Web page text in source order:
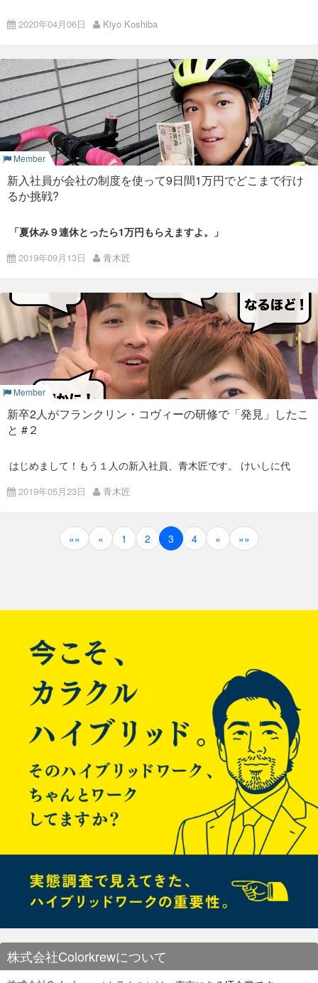
この年は、Colorkrewのブランドカラーである赤・青・緑・黄
写真右下にいるドレッド人事はどこで見つけてきたのか見事に
４色を身にまとっていますね。
この日入社した匠の鋭い眼光、今でも忘れられません。笑
2020年その1：オンライン入
社式で迎える新たな門出
2020
昨年は、新型コロナウイルスの影響を受けて、入社式を初めて
オンラインで行いました。
初の試みにうまくいくかドキドキしましたが、みんなが盛り上
げてくれたおかげで楽しく新卒をお迎えすることができまし
た。
日本人以外のメンバ
デザイナーのLuisa、セールスのVincenzo、エンジニアの堤く
ん。みんなそれぞれ活躍しています。
入社式の様子を一部録画した動画も好評で、色々な方に見てい
私の司会がひどいですね。
2020年その2：オンライン入
社式 – September 2020 –
5年経ったら「いまさらなに言ってんの！」と言われることで
「裸の王様」というデンマークの童話があります。
詐欺師に騙された王様が、裸のままパレードをして、大人たち
は裸の王様が見えているけど、それを口に出せない。 そんな
中、正直な子どもは「王様は裸だ！」とみんなに前で叫ぶ。そ
んな話です。
その会社に長くいる人にとっては当たり前になっていることで
も、フラットで、新鮮な目で見たら、おかしなことはたくさん
あるものです。
純粋な目で会社を見ることのできるうちに、自分の感じたこと
を周りの人に伝えてみてください。 それがチームに対してのみ
なさんの最大の貢献となるでしょう。
Colorkrewの魅力その2は、チャンスです。
仕事で、自分がやりたいことをやるのは一般的には難しいこと
レンジできないことが社会人には多いと思います。
私はプログラマとしてこの業界に入りましたが、実は
Colorkrewに入るまえからクラウドとインフラをやりたいと思
っていました。
研修期間中に、クラウドをしたいという自分の意見を会社の
SNSに投稿したところ、クラウドの仕事をしているエンジニア
の方からクラウドとDevopsの仕事に誘っていただきました。
現在、私はMSPというチームの中でCloud solution architeture
とDevopsエンジニアを目指して働いています。
「クラウドで働きたい」、「Devopをしたい」という思いを表
がら学ぶことができているのです。
このように、Colorkrewでは自分がやりたいと強く思えば、そ
技術的なチャレンジだけではなく、事業や職種の変更なども含
めて自分がやりと思うことに対して会社もチャレンジをサポー
トしてくれます。
わけではなく、それをやりたいと動いた人のチャレンジが事業
もちろん、目の前にある仕事ややらなければならない仕事もあ
だけ をやれる環境とは言えませんが、
やりたいことにも 挑める環境が私にとっては魅力です。
3. グローバルを目指す仲間
外国人として、働くうえで一番心配になるのはやはり文化の違
Colorkrewに入社した人たちへ〜
新入社員の自己紹介
た。
過去に過ごしたことのある秋田やスウェーデンの思い出や、イ
れるようになりたい。エンジニアとして開発力を上げていくだ
けではなく、ビジネスサイドにも深く関わっていきたいと、今
後の決意について発表。 インターン期間中からしっかり者で頼
Joniはウズベキスタン出身のエンジニア。ドイツ、イタリア、
オランダ、ブラジル、韓国、中国、マレーシアなど多国籍メン
バーが働いていますが、ウズベキスタンは初！ 家族の話や大学
での話など、Joniのバックグラウンドを説明してくれました。
コロナが落ち着いたら、みんなでサッカーをしたり料理を作っ
たりしたいですね。 Mamoruプロジェクトでグングン成長して
ブラザーからのメッセージ
次に、入社したメンバーの成長を支えてくれるブラザーからも
開発リーダーのJan。 Janはインターン生含め入社したメンバ
ーを何人も受け持ったことがある受入れのプロです。 Jan、ふ
たりのことをよろしくね！
ニアとして活躍中。
Marco
ア人。
Luisa
デ
ザイ
ナ
ー。
ニ
コニ
コ笑
顔が
キュ
なドイツ人。
私が全編英語で書く自信がないので今回は全て日本語で書きま
境で仕事をしてる？
衝撃を吸収し身体に優しいということで以
や、最新テクノロジーを組み込み、ノウハ
ウの蓄積によって、駅伝やマラソン等の記
録を更新し、世界的に期待・注目を集めて
いる。これは、ＩＴの進展と共に育ち、先
輩たちのノウハウをうまく活かして就活を
乗り切った今年の新入社員の姿と重なる。
良い結果を生み出すには、走法を変更する
等（コミュニケーション・指導や働き方の
変更等）準備や調整が必要。
（産労総合研究所より）
「ＩＴの進展と共に育ち、先輩たちのノウハウをうまく活かし
て就活を乗り切った今年の新入社員の姿と重なる」
ならオンライン研修でもそこまで問題はないかもしれないとふ
と思った瞬間でした。
そして、オンラインであってもこれまでの新入社員と同じレベ
ルで研修受講ができるように！をモットーとし新入社員研修を
事前準備
オンライン研修を始めるにあたっての準備は、初日（入社式当
日）にオンラインで受講ができるよう全ての説明を行ったこ
と。
これまでは数日かけていた説明を半日に凝縮しました。
研修体系
昨年までの研修体系から今年はさらにシンプルにわかりやすく
整理し直しました。
ISAOで働くための説明（基礎の基礎）
共通研修（スキル系）
研修講師
ISAOの研修講師は全て社内のメンバー！
バリフラットなので、代表から昨年度の新入社員まで本当に
様々なメンバーが研修に携わっています。
内容も様々。今年これまでに行った研修の一部を紹介します。
研修内容
〜Keiji Time〜
ISAOの代表中村圭志によるビジネスマインド、コミュニケーシ
もいるため、中村は英語で実施。オーナーシップとリーダーシ
ップの違いやシニアから学ぶことなど様々なことを学びまし
た。
ISAO初 オンラインで入社式
新たな門出を迎えたみなさま、おめでとうございます。 コロナ
ショックが危惧される中、なんとISAOは過去最多の5名の新卒
入社を予定しています。 景気に左右されない強いビジネスをつ
くっていきましょー！
さて、5名のうち3名が4月入社ということで、ささやかながら
入社式を行いました。 しかし新型コロナの影響で在宅勤務や時
差出勤が推奨されているISAO。 そんなわけで、今回はオンラ
インでの開催となりました。 これはこれでオモシロい！
新型コロナが現れる前から在宅勤務を取り入れていましたが、
今回の件で更にそれが加速しました。 オンライン入社式は初の
試みでしたが、普段から在宅勤務に慣れているメンバーなの
で、滞りなく進めることができました。
事前のアナウンス
か、と初オンライン開催にビビりまくりだったワタクシは、社
そしていよいよ始まった入社式。 4月に入社してくれた3人
は、国籍もロールも違う多種多様なメンバーです。
左からVincenzo、Luisa、堤くん。 3人のうち2人は外国人。
ISAOもグローバルになってきたもんだ！
Welcome to ISAO!
まず最初は、代表の中村から3人に向けてメッセージを送りま
To become a great team member
2020年04月06日 Kiyo Koshiba
Member
新入社員が会社の制度を使って9日間1万円でどこまで行け
るか挑戦?
「夏休み９連休とったら1万円もらえますよ。」
した。
それからある時、大学のトライアスロン部の後輩のSNS投稿が
目にとまりました。
「今日から夏休み！インカレまであと２ヶ月、待ってろ観音
寺！！」
そうだ、観音寺に行こう。
こうしてISAOの
1万円以内で香川県観音寺市 まで自走し、トライアスロン部の
後輩の応援をすることに決まりました。
旅のルール
法律を守ること。
使えるお金は支給された1万円のみ。
2019年09月13日 青木匠
Member
新卒2人がフランクリン・コヴィーの研修で「発見」したこ
と #２
はじめまして！もう１人の新入社員、青木匠です。 けいしに代
かになった私の眼光からレポートしていこうと思います！
1日目の様子をまだご覧になっていない方はこちらをご覧くだ
https://blog.colorkrew.com/discovery_01/
分ほどしか集まっていない状態から始まりました。 それでも時
ファシリテーターの今成さんは、残りの人を待ちつつも、時間
を無駄にしないため、雑談をしながら前日のおさらいを交え話
してくれました。
実はこの研修で一番勉強になったことの一つがこの今成さんの
ファシリテーションだったりします。
大きい声で、時に優しい顔で、多くのエピソードと、グループ
ディスカッションでひたすら「考えさせ」、理解させる。決し
て答えを与えないのがファシリテーションです。
身振り手振り表情をじっと観察しながら話を聞いているうちに
人が集まってきたところで、２日目本スタートです。
2019年05月23日 青木匠
ビ
«« « 1 2 3 4 » »»
株式会社Colorkrewについて